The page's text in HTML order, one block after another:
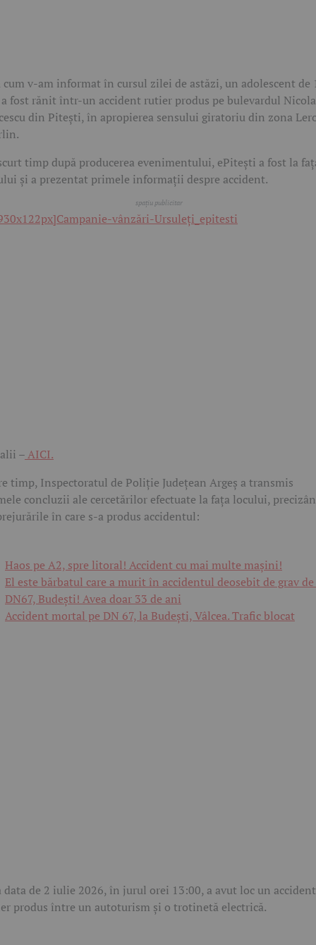
cum v-am informat în cursul zilei de astăzi, un adolescent de
fost rănit într-un accident rutier produs pe bulevardul
din Pitești, în apropierea sensului giratoriu din zona
timp după producerea evenimentului, ePitești a fost la
și a prezentat primele informații despre accident.
–AICI.
timp, Inspectoratul de Poliție Județean Argeș a transmis
concluzii ale cercetărilor efectuate la fața locului,
în care s-a produs accidentul:
Haos pe A2, spre litoral! Accident cu mai multe mașini!
El este bărbatul care a murit în accidentul deosebit de grav de
DN67, Budești! Avea doar 33 de ani
Accident mortal pe DN 67, la Budești, Vâlcea. Trafic blocat
data de 2 iulie 2026, în jurul orei 13:00, a avut loc un accident
produs între un autoturism și o trotinetă electrică.